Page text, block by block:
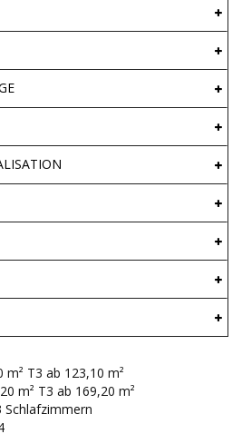
T3 ab 123,10 m²
m² T3 ab 169,20 m²